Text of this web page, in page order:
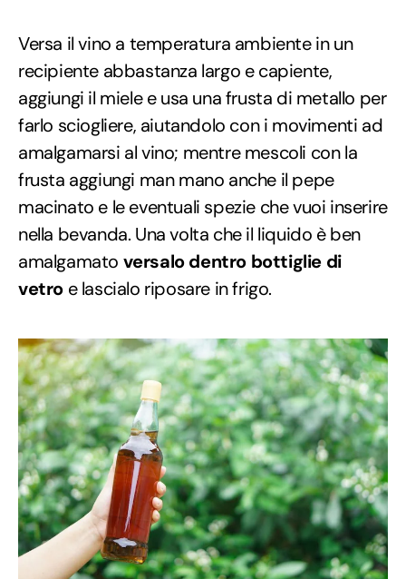
Versa il vino a temperatura ambiente in un
recipiente abbastanza largo e capiente,
aggiungi il miele e usa una frusta di metallo per
farlo sciogliere, aiutandolo con i movimenti ad
amalgamarsi al vino; mentre mescoli con la
frusta aggiungi man mano anche il pepe
macinato e le eventuali spezie che vuoi inserire
nella bevanda. Una volta che il liquido è ben
amalgamato versalo dentro bottiglie di
vetro e lascialo riposare in frigo.